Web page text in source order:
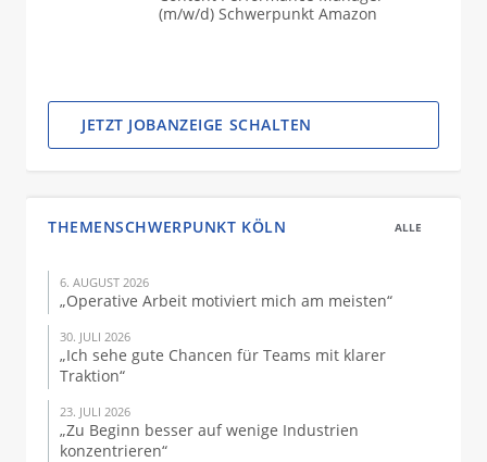
(m/w/d) Schwerpunkt Amazon
JETZT JOBANZEIGE SCHALTEN
THEMENSCHWERPUNKT KÖLN ALLE
6. AUGUST 2026
„Operative Arbeit motiviert mich am meisten“
30. JULI 2026
„Ich sehe gute Chancen für Teams mit klarer
Traktion“
23. JULI 2026
„Zu Beginn besser auf wenige Industrien
konzentrieren“